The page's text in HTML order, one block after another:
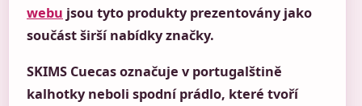
webu jsou tyto produkty prezentovány jako
součást širší nabídky značky.
SKIMS Cuecas označuje v portugalštině
kalhotky neboli spodní prádlo, které tvoří